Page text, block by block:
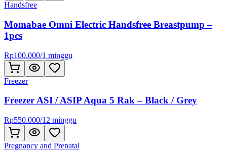
Handsfree
Momabae Omni Electric Handsfree Breastpump –
1pcs
Rp100.000/1 minggu
Freezer
Freezer ASI / ASIP Aqua 5 Rak – Black / Grey
Rp550.000/12 minggu
Pregnancy and Prenatal